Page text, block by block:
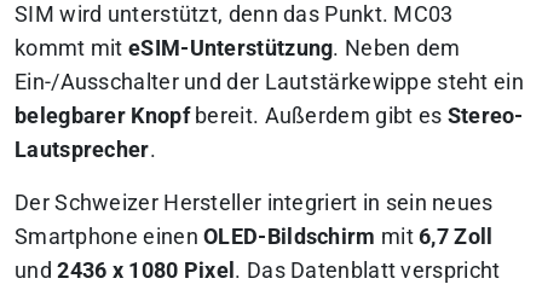
SIM wird unterstützt, denn das Punkt. MC03
kommt miteSIM-Unterstützung. Neben dem
Ein-/Ausschalter und der Lautstärkewippe steht ein
belegbarer Knopfbereit. Außerdem gibt es Stereo-
Lautsprecher.
Der Schweizer Hersteller integriert in sein neues
Smartphone einenOLED-Bildschirm mit6,7 Zoll
und2436 x 1080 Pixel . Das Datenblatt verspricht